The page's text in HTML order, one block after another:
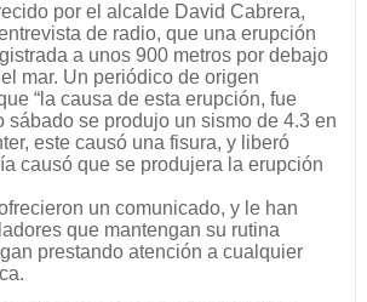
por el alcalde David Cabrera,
de radio, que una erupción
a unos 900 metros por debajo
mar. Un periódico de origen
“la causa de esta erupción, fue
sábado se produjo un sismo de 4.3 en
este causó una fisura, y liberó
causó que se produjera la erupción
un comunicado, y le han
que mantengan su rutina
prestando atención a cualquier